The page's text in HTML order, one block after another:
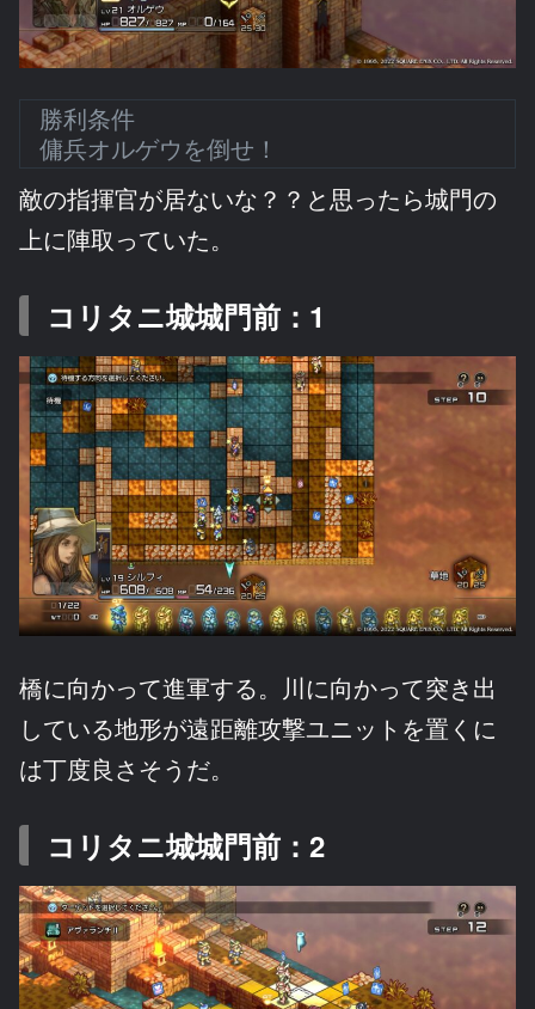
勝利条件
傭兵オルゲウを倒せ！
敵の指揮官が居ないな？？と思ったら城門の
上に陣取っていた。
コリタニ城城門前：1
橋に向かって進軍する。川に向かって突き出
している地形が遠距離攻撃ユニットを置くに
は丁度良さそうだ。
コリタニ城城門前：2